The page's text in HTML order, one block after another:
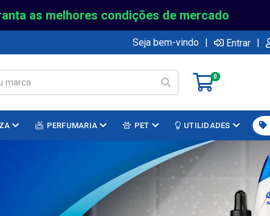
as melhores condições de mercado
Seja bem-vindo | Entrar |
0
PERFUMARIA PET UTILIDADES